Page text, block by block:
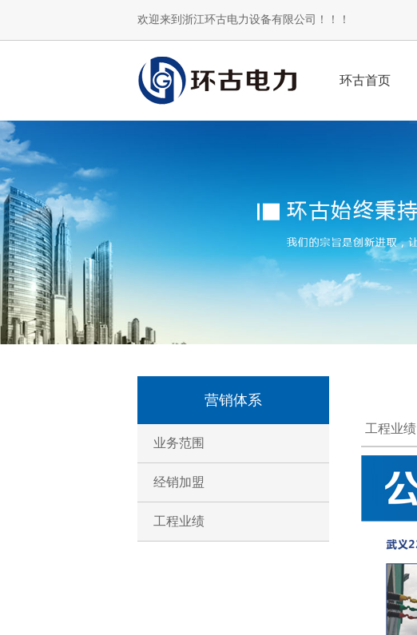
欢迎来到浙江环古电力设备有限公司！！！
环古首页
营销体系
业务范围
经销加盟
工程业绩
工程业绩